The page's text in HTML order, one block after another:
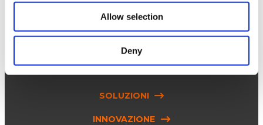
Allow selection
Deny
seguici su
SOLUZIONI
INNOVAZIONE